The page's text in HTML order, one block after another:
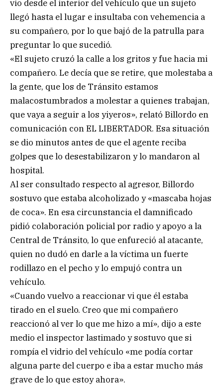
vio desde el interior del vehículo que un sujeto
llegó hasta el lugar e insultaba con vehemencia a
su compañero, por lo que bajó de la patrulla para
preguntar lo que sucedió.
«El sujeto cruzó la calle a los gritos y fue hacia mi
compañero. Le decía que se retire, que molestaba a
la gente, que los de Tránsito estamos
malacostumbrados a molestar a quienes trabajan,
que vaya a seguir a los yiyeros», relató Billordo en
comunicación con EL LIBERTADOR. Esa situación
se dio minutos antes de que el agente reciba
golpes que lo desestabilizaron y lo mandaron al
hospital.
Al ser consultado respecto al agresor, Billordo
sostuvo que estaba alcoholizado y «mascaba hojas
de coca». En esa circunstancia el damnificado
pidió colaboración policial por radio y apoyo a la
Central de Tránsito, lo que enfureció al atacante,
quien no dudó en darle a la víctima un fuerte
rodillazo en el pecho y lo empujó contra un
vehículo.
«Cuando vuelvo a reaccionar vi que él estaba
tirado en el suelo. Creo que mi compañero
reaccionó al ver lo que me hizo a mí», dijo a este
medio el inspector lastimado y sostuvo que si
rompía el vidrio del vehículo «me podía cortar
alguna parte del cuerpo e iba a estar mucho más
grave de lo que estoy ahora».